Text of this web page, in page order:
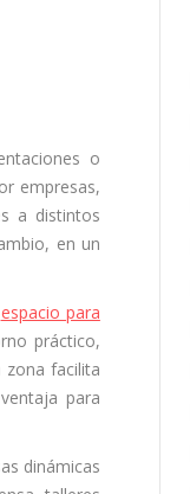
o
empresas,
a distintos
en un
espacio para
práctico,
zona facilita
para
dinámicas